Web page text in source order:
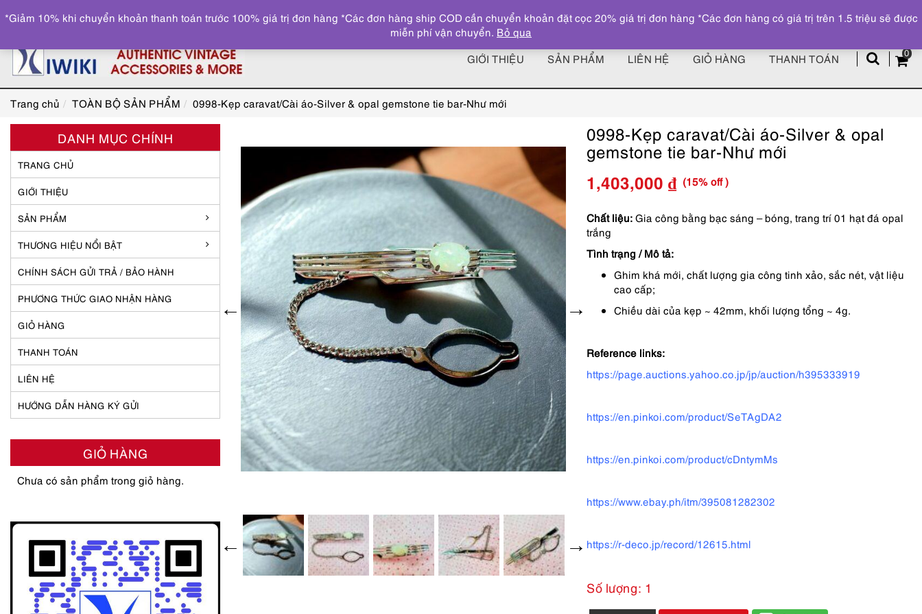
z
0
GIỚI THIỆU SẢN PHẨM LIÊN HỆ GIỎ HÀNG THANH TOÁN
Trang chủ TOÀN BỘ SẢN PHẨM 0998-Kẹp caravat/Cài áo-Silver & opal gemstone tie bar-Như mới
0998-Kẹp caravat/Cài áo-Silver & opal
gemstone tie bar-Như mới
Giá
gốc
1,403,000 ₫
Giá
hiện
(15% off )
Chất liệu: Gia công bằng bạc sáng – bóng, trang trí 01 hạt đá opal
trắng
Tình trạng / Mô tả:
Ghim khá mới, chất lượng gia công tinh xảo, sắc nét, vật liệu
cao cấp;
Chiều dài của kẹp ~ 42mm, khối lượng tổng ~ 4g.
Reference links:
https://page.auctions.yahoo.co.jp/jp/auction/h395333919
https://en.pinkoi.com/product/SeTAgDA2
https://en.pinkoi.com/product/cDntymMs
https://www.ebay.ph/itm/395081282302
https://r-deco.jp/record/12615.html
Số lượng: 1
DANH MỤC CHÍNH
TRANG CHỦ
GIỚI THIỆU
SẢN PHẨM
THƯƠNG HIỆU NỔI BẬT
CHÍNH SÁCH GỬI TRẢ / BẢO HÀNH
PHƯƠNG THỨC GIAO NHẬN HÀNG
GIỎ HÀNG
THANH TOÁN
LIÊN HỆ
HƯỚNG DẪN HÀNG KÝ GỬI
GIỎ HÀNG
Chưa có sản phẩm trong giỏ hàng.
*Giảm 10% khi chuyển khoản thanh toán trước 100% giá trị đơn hàng *Các đơn hàng ship COD cần chuyển khoản đặt cọc 20% giá trị đơn hàng *Các đơn hàng có giá trị trên 1.5 triệu sẽ được
miễn phí vận chuyển. Bỏ qua